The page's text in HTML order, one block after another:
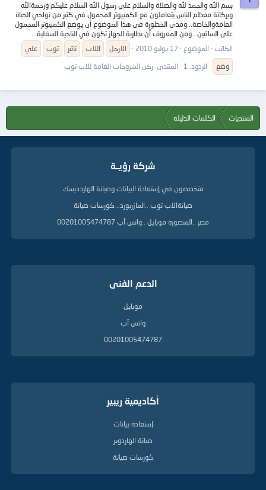
بسم الله والحمد لله والصلاة والسلام علي رسول الله السلام عليكم ورحمةالله
وبركاتة معظم الناس يتعاملون مع الكمبيوتر المحمول في كثير من نواحي الحياة
العامةوالخاصة.. ومدى الخطورة في هذا الموضوع أن يوضع الكمبيوتر المحمول
على الساقين.. ومن المعروف أن بطارية الجهاز تكون في الناحية السفلية...
الكاتب
الموضوع 17 يوليو 2010 الارجل اللاب تاثير توب
علي
وضع
الردود: 1 المنتدى: ركن الشروحات العامة للاب توب
المنتديات الكلمات الدليلة
شركة رؤيــة
متخصصون في إستعادة البيانات وصيانة الهاردديسك
صيانةالاب توب ..المازربورد.. كورسات صيانة
مصر ..المنصورة موبايل ..واتس آب 00201005474787
الدعم الفنى
موبايل
واتس آب
00201005474787
أكاديمية ريبير
إستعادة بيانات
صيانة الهاردوير
كورسات صيانة